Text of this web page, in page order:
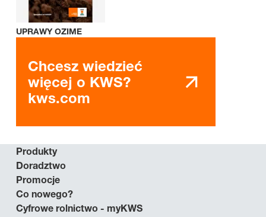
UPRAWY OZIME
Chcesz wiedzieć
więcej o KWS?
kws.com
Produkty
Doradztwo
Promocje
Co nowego?
Cyfrowe rolnictwo - myKWS